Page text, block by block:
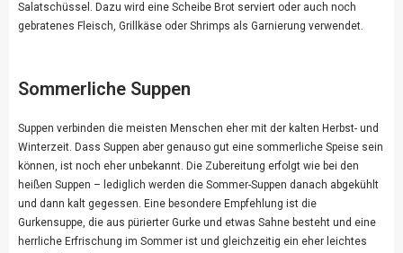
Salatschüssel. Dazu wird eine Scheibe Brot serviert oder auch noch
gebratenes Fleisch, Grillkäse oder Shrimps als Garnierung verwendet.
Sommerliche Suppen
Suppen verbinden die meisten Menschen eher mit der kalten Herbst- und
Winterzeit. Dass Suppen aber genauso gut eine sommerliche Speise sein
können, ist noch eher unbekannt. Die Zubereitung erfolgt wie bei den
heißen Suppen – lediglich werden die Sommer-Suppen danach abgekühlt
und dann kalt gegessen. Eine besondere Empfehlung ist die
Gurkensuppe, die aus pürierter Gurke und etwas Sahne besteht und eine
herrliche Erfrischung im Sommer ist und gleichzeitig ein eher leichtes